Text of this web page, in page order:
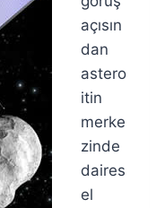
açısın
dan
astero
itin
merke
zinde
daires
el